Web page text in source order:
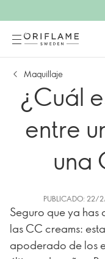
Maquillaje
¿Cuál
entre
una
PUBLICADO: 22/
Seguro que ya has
las CC creams:
apoderado de los